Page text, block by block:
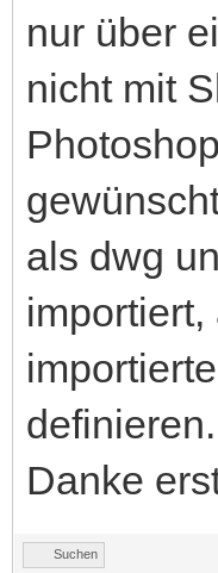
nur über
nicht mit
als dwg
definieren.
Danke
Suchen